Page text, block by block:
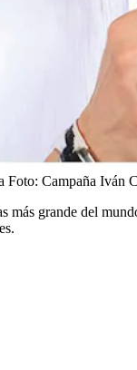
Foto: Campaña Iván
más grande del